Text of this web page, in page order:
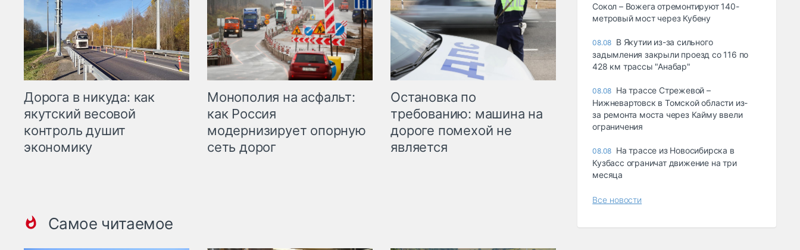
Дорога в никуда: как
якутский весовой
контроль душит
экономику
Монополия на асфальт:
как Россия
модернизирует опорную
сеть дорог
Остановка по
требованию: машина на
дороге помехой не
является
Самое читаемое
Сокол – Вожега отремонтируют 140-
метровый мост через Кубену
08.08 В Якутии из-за сильного
задымления закрыли проезд со 116 по
428 км трассы "Анабар"
08.08 На трассе Стрежевой –
Нижневартовск в Томской области из-
за ремонта моста через Кайму ввели
ограничения
08.08 На трассе из Новосибирска в
Кузбасс ограничат движение на три
месяца
Все новости